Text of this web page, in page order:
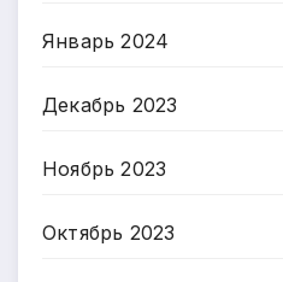
Январь 2024
Декабрь 2023
Ноябрь 2023
Октябрь 2023